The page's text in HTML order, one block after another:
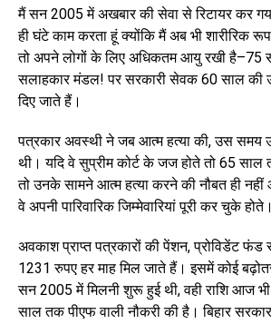
मैं सन 2005 में अखबार की सेवा से रिटायर कर
ही घंटे काम करता हूं क्योंकि मैं अब भी शारीरिक
तो अपने लोगों के लिए अधिकतम आयु रखी है–75
सलाहकार मंडल! पर सरकारी सेवक 60 साल की
दिए जाते हैं।
पत्रकार अवस्थी ने जब आत्म हत्या की, उस समय
थी। यदि वे सुप्रीम कोर्ट के जज होते तो 65
तो उनके सामने आत्म हत्या करने की नौबत ही
वे अपनी पारिवारिक जिम्मेवारियां पूरी कर चुके होते।
अवकाश प्राप्त पत्रकारों की पेंशन, प्रोविडेंट फंड
1231 रुपए हर माह मिल जाते हैं। इसमें कोई
सन 2005 में मिलनी शुरू हुई थी, वही राशि आज
साल तक पीएफ वाली नौकरी की है। बिहार